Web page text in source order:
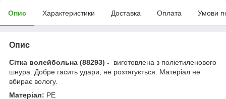
Опис Характеристики Доставка Оплата Умови
Опис
Сітка волейбольна (88293) -
виготовлена з поліетиленового
шнура. Добре гасить удари, не розтягується. Матеріал не
вбирає вологу.
Матеріал: РЕ